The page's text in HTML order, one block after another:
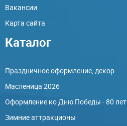
Вакансии
Карта сайта
Каталог
Праздничное оформление, декор
Масленица 2026
Оформление ко Дню Победы - 80 лет
Зимние аттракционы